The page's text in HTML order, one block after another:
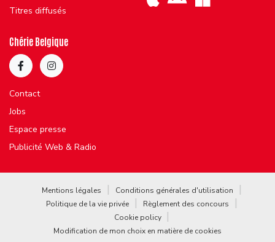
Titres diffusés
Chérie Belgique
Contact
Jobs
Espace presse
Publicité Web & Radio
Mentions légales
Conditions générales d'utilisation
Politique de la vie privée
Règlement des concours
Cookie policy
Modification de mon choix en matière de cookies